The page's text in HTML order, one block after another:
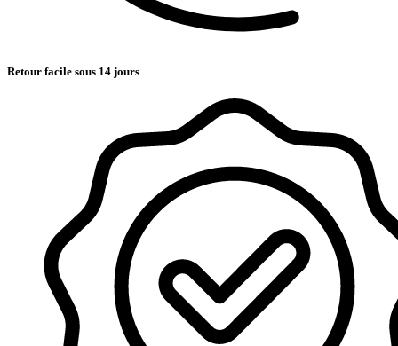
Retour facile sous 14 jours